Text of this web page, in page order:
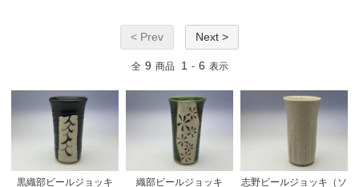
< Prev Next >
全 9 商品 1 - 6 表示
黒織部ビールジョッキ
織部ビールジョッキ
志野ビールジョッキ（ソ